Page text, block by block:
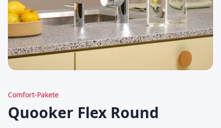
Comfort-Pakete
Quooker Flex Round